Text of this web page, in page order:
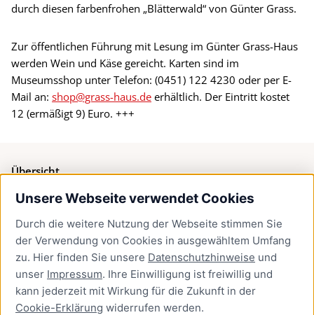
Unsere Webseite verwendet Cookies
Durch die weitere Nutzung der Webseite stimmen Sie
der Verwendung von Cookies in ausgewähltem Umfang
zu. Hier finden Sie unsere Datenschutzhinweise und
unser Impressum. Ihre Einwilligung ist freiwillig und
kann jederzeit mit Wirkung für die Zukunft in der
Cookie-Erklärung widerrufen werden.
durch diesen farbenfrohen „Blätterwald“ von Günter Grass.
Zur öffentlichen Führung mit Lesung im Günter Grass-Haus
werden Wein und Käse gereicht. Karten sind im
Museumsshop unter Telefon: (0451) 122 4230 oder per E-
Mail an: shop@grass-haus.de erhältlich. Der Eintritt kostet
12 (ermäßigt 9) Euro. +++
Übersicht
Bürgerservice
Presse
Newsletter Lübeck:kompakt
Kontakt
Kontakt